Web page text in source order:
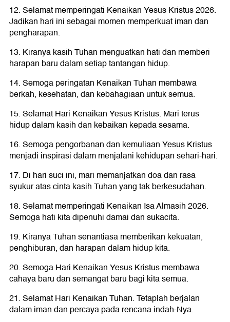
12. Selamat memperingati Kenaikan Yesus Kristus 2026.
Jadikan hari ini sebagai momen memperkuat iman dan
pengharapan.
13. Kiranya kasih Tuhan menguatkan hati dan memberi
harapan baru dalam setiap tantangan hidup.
14. Semoga peringatan Kenaikan Tuhan membawa
berkah, kesehatan, dan kebahagiaan untuk semua.
15. Selamat Hari Kenaikan Yesus Kristus. Mari terus
hidup dalam kasih dan kebaikan kepada sesama.
16. Semoga pengorbanan dan kemuliaan Yesus Kristus
menjadi inspirasi dalam menjalani kehidupan sehari-hari.
17. Di hari suci ini, mari memanjatkan doa dan rasa
syukur atas cinta kasih Tuhan yang tak berkesudahan.
18. Selamat memperingati Kenaikan Isa Almasih 2026.
Semoga hati kita dipenuhi damai dan sukacita.
19. Kiranya Tuhan senantiasa memberikan kekuatan,
penghiburan, dan harapan dalam hidup kita.
20. Semoga Hari Kenaikan Yesus Kristus membawa
cahaya baru dan semangat baru bagi kita semua.
21. Selamat Hari Kenaikan Tuhan. Tetaplah berjalan
dalam iman dan percaya pada rencana indah-Nya.